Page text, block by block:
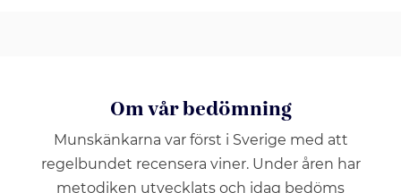
Om vår bedömning
Munskänkarna var först i Sverige med att
regelbundet recensera viner. Under åren har
metodiken utvecklats och idag bedöms